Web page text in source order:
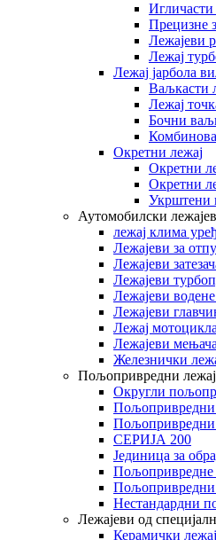
Игличасти
Прецизне
Лежајеви
Лежај
Лежај јарбола
Ваљкасти
Лежај
Бочни
Окретни лежај
Окретни
Окретни
Укрштени
Аутомобилски
лежај клима
Лежајеви за
Лежајеви
Лежајеви
Лежајеви
Лежајеви
Лежај мотоцикла
Лежајеви мењача
Железнички
Пољопривредни
Округли
Пољопривредни
Пољопривредни
СЕРИЈА 200
Јединица за
Пољопривредне
Пољопривредни
Нестандардни
Лежајеви од
Керамички